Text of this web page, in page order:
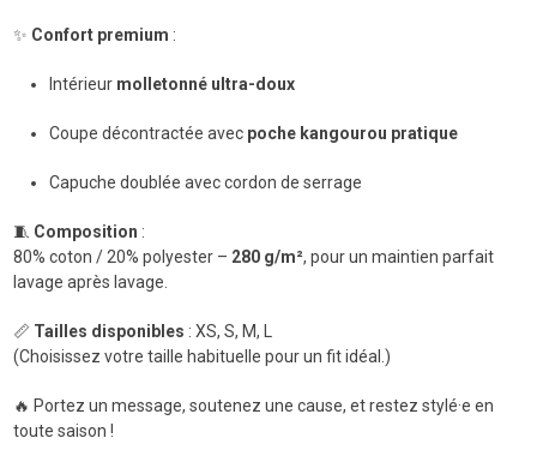
✨ Confort premium :
Intérieur molletonné ultra-doux
Coupe décontractée avec poche kangourou pratique
Capuche doublée avec cordon de serrage
🧵 Composition :
80% coton / 20% polyester – 280 g/m², pour un maintien parfait
lavage après lavage.
📏 Tailles disponibles : XS, S, M, L
(Choisissez votre taille habituelle pour un fit idéal.)
🔥 Portez un message, soutenez une cause, et restez stylé·e en
toute saison !